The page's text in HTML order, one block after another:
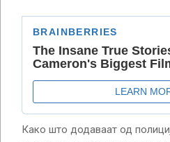
Како што додаваат од